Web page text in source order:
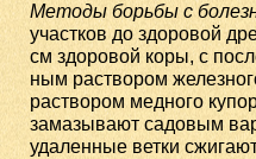
Методы борьбы с
участков до здоровой
см здоровой коры, с
ным раствором
раствором медного
замазывают садовым
удаленные ветки